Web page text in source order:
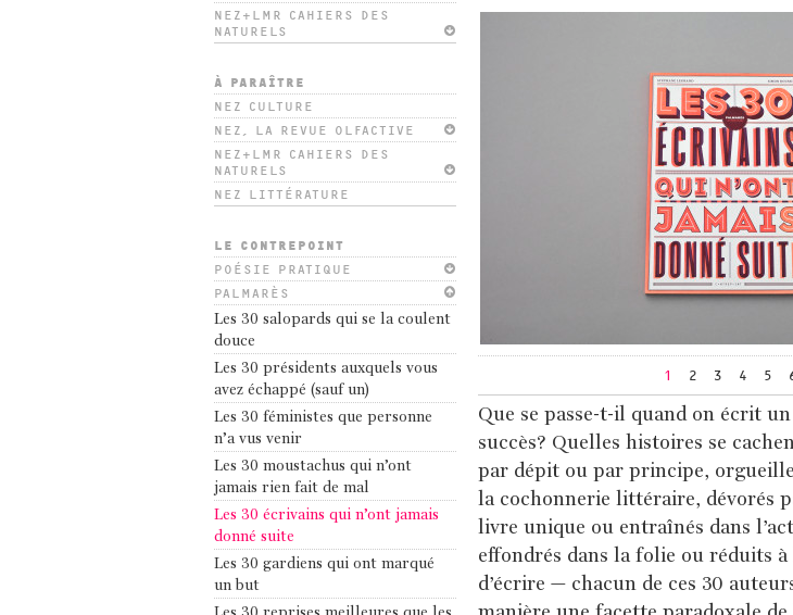
NEZ+LMR CAHIERS DES
NATURELS
À PARAÎTRE
NEZ CULTURE
NEZ, LA REVUE OLFACTIVE
NEZ+LMR CAHIERS DES
NATURELS
NEZ LITTÉRATURE
LE CONTREPOINT
POÉSIE PRATIQUE
PALMARÈS
Les 30 salopards qui se la coulent
douce
Les 30 présidents auxquels vous
avez échappé (sauf un)
Les 30 féministes que personne
n’a vus venir
Les 30 moustachus qui n’ont
jamais rien fait de mal
Les 30 écrivains qui n’ont jamais
donné suite
Les 30 gardiens qui ont marqué
un but
1 2 3 4 5
Que se passe-t-il quand on écrit
succès? Quelles histoires se
par dépit ou par principe,
la cochonnerie littéraire, dévorés
livre unique ou entraînés dans
effondrés dans la folie ou réduits à
d’écrire – chacun de ces 30